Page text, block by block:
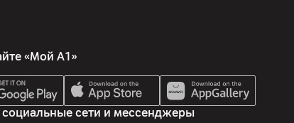
223017, Минская обл., Минский р-н, Новодворский
Гатово, Унитарное предприятие по оказанию услуг
г.Минск, ул. Интернациональная, 36-2
«Мой А1»
сети и мессенджеры